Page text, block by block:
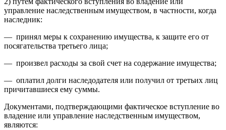
управление наследственным имуществом, в частности, когда
наследник:
— принял меры к сохранению имущества, к защите его от
посягательства третьего лица;
— произвел расходы за свой счет на содержание имущества;
— оплатил долги наследодателя или получил от третьих лиц
причитавшиеся ему суммы.
Документами, подтверждающими фактическое вступление во
владение или управление наследственным имуществом,
являются: